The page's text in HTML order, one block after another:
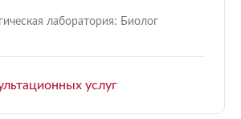
лаборатория: Биолог
услуг